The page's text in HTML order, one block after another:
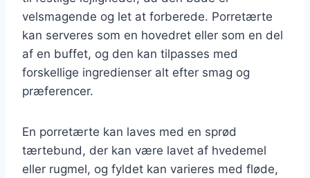
velsmagende og let at forberede. Porretærte
kan serveres som en hovedret eller som en del
af en buffet, og den kan tilpasses med
forskellige ingredienser alt efter smag og
præferencer.
En porretærte kan laves med en sprød
tærtebund, der kan være lavet af hvedemel
eller rugmel, og fyldet kan varieres med fløde,